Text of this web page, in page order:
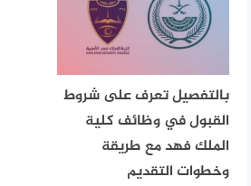
بالتفصيل تعرف على شروط
القبول في وظائف كلية
الملك فهد مع طريقة
وخطوات التقديم